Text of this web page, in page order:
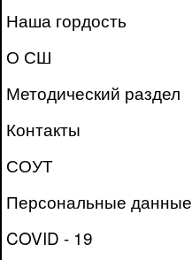
Наша гордость
О СШ
Методический раздел
Контакты
СОУТ
Персональные данные
COVID - 19